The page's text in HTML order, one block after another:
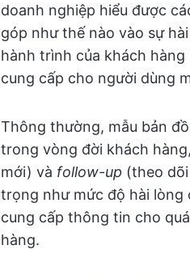
doanh nghiệp hiểu được
góp như thế nào vào sự
hành trình của khách
cung cấp cho người dùng
Thông thường, mẫu bản
trong vòng đời khách
mới) và follow-up (theo
trọng như mức độ hài lòng
cung cấp thông tin cho
hàng.